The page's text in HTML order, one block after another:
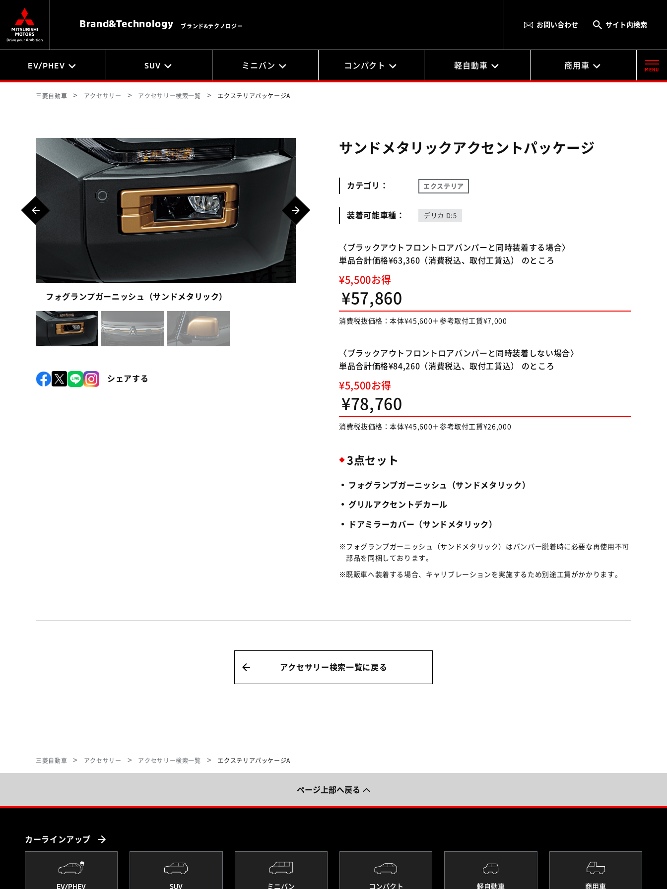
Brand&Technology ブランド&テクノロジー お問い合わせ サイト内検索
EV/PHEV SUV ミニバン コンパクト 軽自動車 商用車 MENU
三菱自動車 アクセサリー アクセサリー検索一覧 エクステリアパッケージA
サンドメタリックアクセントパッケージ
フォグランプガーニッシュ（サンドメタリック）
シェアする
カテゴリ： エクステリア
装着可能車種： デリカ D:5
〈ブラックアウトフロントロアバンパーと同時装着する場合〉
単品合計価格¥63,360（消費税込、取付工賃込） のところ
¥5,500お得
¥57,860
消費税抜価格：本体¥45,600＋参考取付工賃¥7,000
〈ブラックアウトフロントロアバンパーと同時装着しない場合〉
単品合計価格¥84,260（消費税込、取付工賃込） のところ
¥5,500お得
¥78,760
消費税抜価格：本体¥45,600＋参考取付工賃¥26,000
3点セット
フォグランプガーニッシュ（サンドメタリック）
グリルアクセントデカール
ドアミラーカバー（サンドメタリック）
フォグランプガーニッシュ（サンドメタリック）はバンパー脱着時に必要な再使用不可
部品を同梱しております。
既販車へ装着する場合、キャリブレーションを実施するため別途工賃がかかります。
アクセサリー検索一覧に戻る
三菱自動車 アクセサリー アクセサリー検索一覧 エクステリアパッケージA
ページ上部へ戻る
カーラインアップ
EV/PHEV SUV ミニバン コンパクト 軽自動車 商用車